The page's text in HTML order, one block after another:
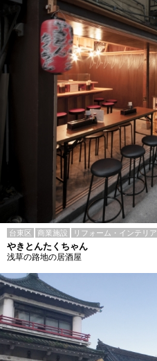
台東区 商業施設 リフォーム・インテリア
やきとんたくちゃん
浅草の路地の居酒屋